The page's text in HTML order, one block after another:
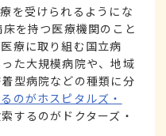
を受けられるようにな
を持つ医療機関のこと
療に取り組む国立病
た大規模病院や、地域
型病院などの種類に分
のがホスピタルズ・
するのがドクターズ・